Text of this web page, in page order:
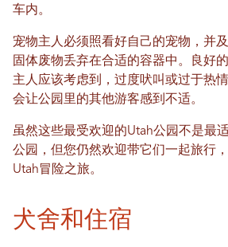
车内。
宠物主人必须照看好自己的宠物，并
固体废物丢弃在合适的容器中。良好
主人应该考虑到，过度吠叫或过于热
会让公园里的其他游客感到不适。
虽然这些最受欢迎的Utah公园不是最
公园，但您仍然欢迎带它们一起旅行
Utah冒险之旅。
犬舍和住宿